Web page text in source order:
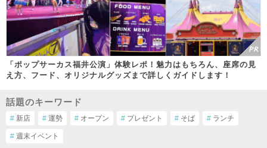
「ポップサーカス福井公演」体験レポ！魅力はもちろん、座席の見
え方、フード、オリジナルグッズまで詳しくガイドします！
話題のキーワード
# 新店 # 運勢 # オープン # プレゼント # そば # ランチ
# 週末イベント